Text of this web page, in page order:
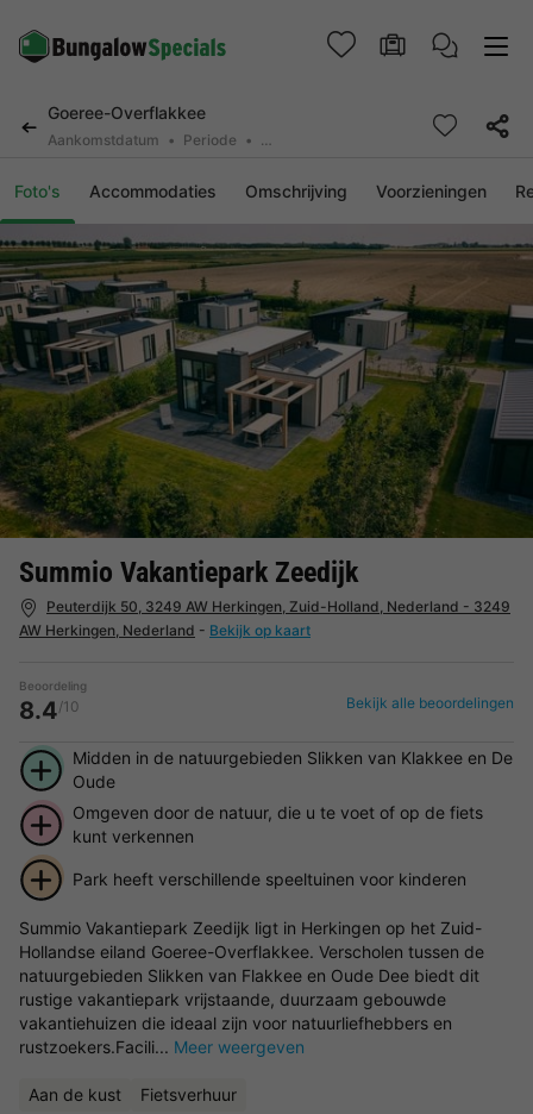
Goeree-Overflakkee
Aankomstdatum Periode 2 personen, 0 huisdier
Foto's Accommodaties Omschrijving Voorzieningen
Summio Vakantiepark Zeedijk
Peuterdijk 50, 3249 AW Herkingen, Zuid-Holland, Nederland - 3249
AW Herkingen, Nederland - Bekijk op kaart
Beoordeling
8.4/10 Bekijk alle beoordelingen
Midden in de natuurgebieden Slikken van Klakkee en De
Oude
Omgeven door de natuur, die u te voet of op de fiets
kunt verkennen
Park heeft verschillende speeltuinen voor kinderen
Summio Vakantiepark Zeedijk ligt in Herkingen op het Zuid-
Hollandse eiland Goeree-Overflakkee. Verscholen tussen de
natuurgebieden Slikken van Flakkee en Oude Dee biedt dit
rustige vakantiepark vrijstaande, duurzaam gebouwde
vakantiehuizen die ideaal zijn voor natuurliefhebbers en
rustzoekers.Facili... Meer weergeven
Aan de kust Fietsverhuur